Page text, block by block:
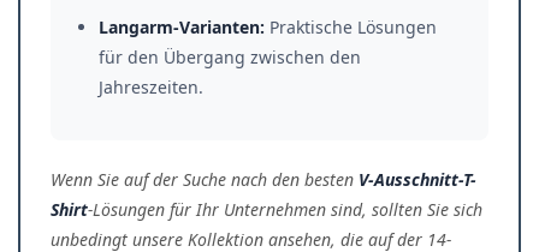
Langarm-Varianten: Praktische Lösungen
für den Übergang zwischen den
Jahreszeiten.
Wenn Sie auf der Suche nach den besten V-Ausschnitt-T-
Shirt-Lösungen für Ihr Unternehmen sind, sollten Sie sich
unbedingt unsere Kollektion ansehen, die auf der 14-